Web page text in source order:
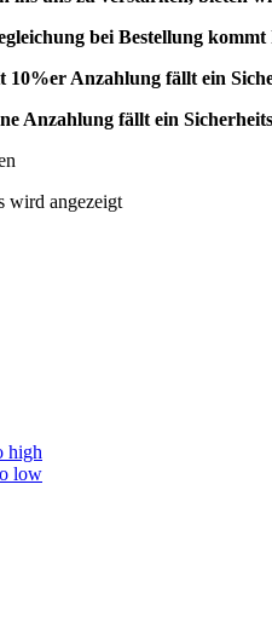
bei Bestellung
10%er Anzahlung fällt ein
Anzahlung fällt ein
wird angezeigt
high
low